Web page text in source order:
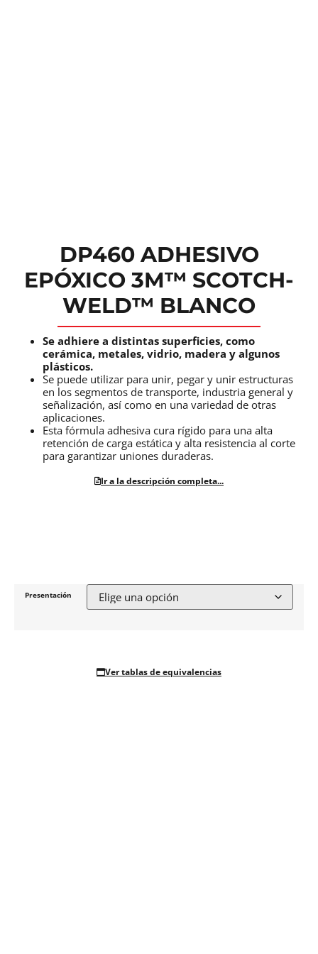
DP460 ADHESIVO
EPÓXICO 3M™ SCOTCH-
WELD™ BLANCO
Se adhiere a distintas superficies, como
cerámica, metales, vidrio, madera y algunos
plásticos.
Se puede utilizar para unir, pegar y unir estructuras
en los segmentos de transporte, industria general y
señalización, así como en una variedad de otras
aplicaciones.
Esta fórmula adhesiva cura rígido para una alta
retención de carga estática y alta resistencia al corte
para garantizar uniones duraderas.
Ir a la descripción completa...
Presentación
Ver tablas de equivalencias